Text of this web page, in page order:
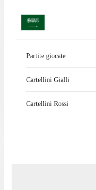
Partite giocate
Cartellini Gialli
Cartellini Rossi